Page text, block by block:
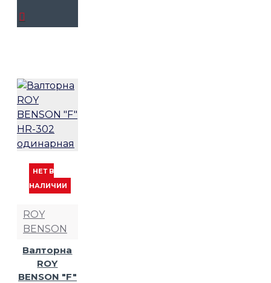
НЕТ В
НАЛИЧИИ
ROY
BENSON
Валторна
ROY
BENSON "F"